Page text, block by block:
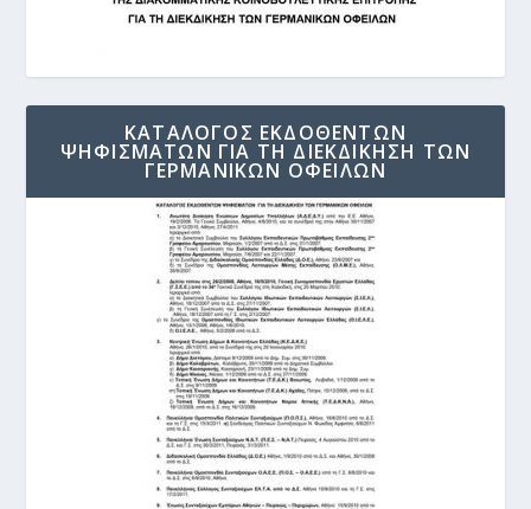
ΚΑΤΑΛΟΓΟΣ ΕΚΔΟΘΕΝΤΩΝ
ΨΗΦΙΣΜΑΤΩΝ ΓΙΑ ΤΗ ΔΙΕΚΔΙΚΗΣΗ ΤΩΝ
ΓΕΡΜΑΝΙΚΩΝ ΟΦΕΙΛΩΝ